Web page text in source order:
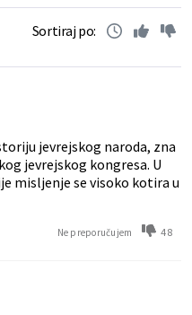
Sortiraj po:
jevrejskog naroda, zna
jevrejskog kongresa. U
misljenje se visoko kotira u
Ne preporučujem 48